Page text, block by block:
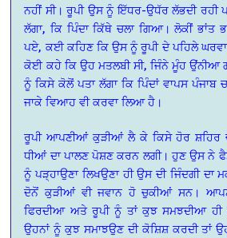
ਨਹੀਂ ਸੀ। ਰੂਪੀ ਉਸ ਨੂੰ ਇੱਧਰ-ਉਧੱਰ ਲੱਭਦੀ ਰਹੀ
ਲੱਗਾ, ਕਿ ਪਿੰਦਾ ਕਿੱਥੇ ਚਲਾ ਗਿਆ। ਲੋਕੀਂ ਭਾਂਤ
ਪਏ, ਕਈ ਕਹਿਣ ਕਿ ਉਸ ਨੂੰ ਰੂਪੀ ਦੇ ਪਹਿਲੇ
ਕੋਈ ਕਹੇ ਕਿ ਉਹ ਮਤਲਬੀ ਸੀ, ਜਿੰਨੇ ਮੂੰਹ ਉਂਨੀਆ
ਨੂੰ ਕਿਸੇ ਕੋਲੋਂ ਪਤਾ ਲੱਗਾ ਕਿ ਪਿੰਦਾਂ ਵਾਪਸ
ਜਾਕੇ ਵਿਆਹ ਵੀ ਕਰਵਾ ਲਿਆ ਹੈ।
ਰੂਪੀ ਆਪਣੀਆਂ ਕੁੜੀਆਂ ਲੈ ਕੇ ਕਿਸੇ ਹੋਰ
ਧੀਆਂ ਦਾ ਪਾਲਣ ਪੋਸ਼ਣ ਕਰਨ ਲਗੀ। ਹੁਣ ਉਸ ਨੇ
ਨੂੰ ਪੜ੍ਹਾਉਣਾ ਲਿਖਉਣਾ ਹੀ ਉਸ ਦੀ ਜਿੰਦਗੀ
ਦੋਨੋਂ ਕੁੜੀਆਂ ਵੀ ਜਵਾਨ ਹੋ ਚੁਕੀਆਂ ਸਨ।
ਫਿਰਦੀਆ ਅਤੇ ਰੂਪੀ ਨੂੰ ਤਾਂ ਕੁਝ ਸਮਝਦੀਆ ਹੀ
ਉਹਨਾਂ ਨੂੰ ਕੁਝ ਸਮਾਝਉਣ ਦੀ ਕੋਸ਼ਿਸ਼ ਕਰਦੀ ਤਾਂ